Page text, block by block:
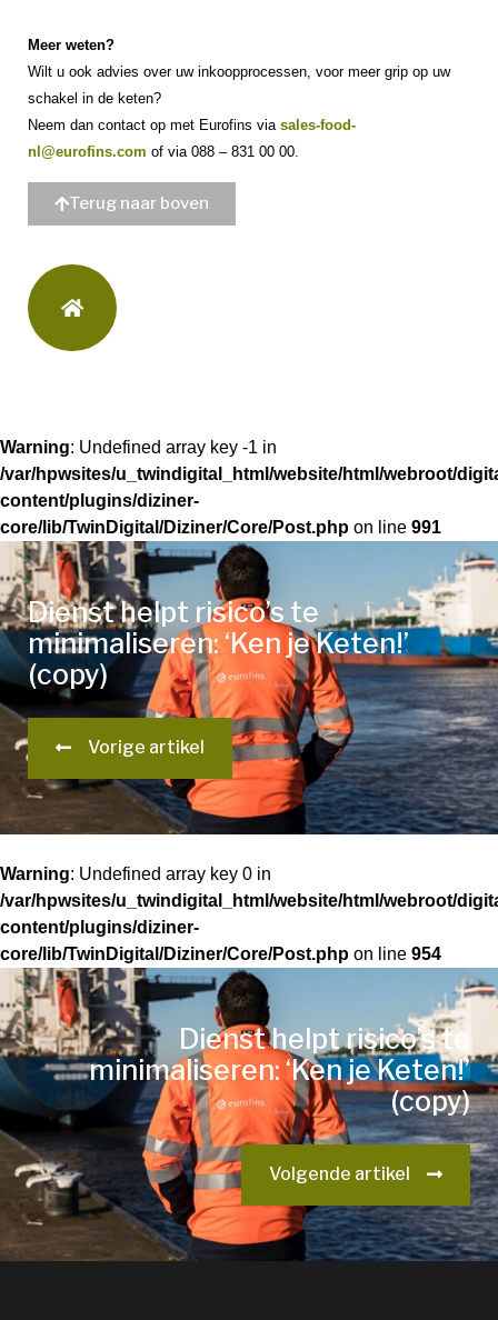
Meer weten?
Wilt u ook advies over uw inkoopprocessen, voor meer grip op uw
schakel in de keten?
Neem dan contact op met Eurofins via sales-food-
nl@eurofins.com of via 088 – 831 00 00.
Terug naar boven
Warning: Undefined array key -1 in
/var/hpwsites/u_twindigital_html/website/html/webroot/
content/plugins/diziner-
core/lib/TwinDigital/Diziner/Core/Post.php on line 991
Dienst helpt risico’s te
minimaliseren: ‘Ken je Keten!’
(copy)
Vorige artikel
Warning: Undefined array key 0 in
/var/hpwsites/u_twindigital_html/website/html/webroot/
content/plugins/diziner-
core/lib/TwinDigital/Diziner/Core/Post.php on line 954
Dienst helpt risico’s te
minimaliseren: ‘Ken je Keten!’
(copy)
Volgende artikel